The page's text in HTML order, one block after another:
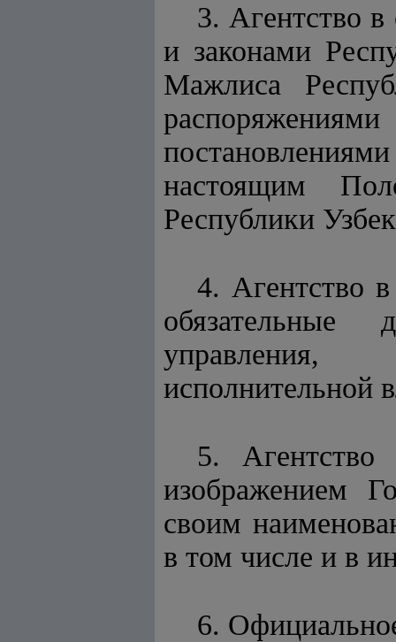
3. Агентство в
и законами
Мажлиса
настоящим
Республики
4. Агентство
обязательные
управления,
исполнительной
5. Агентство
изображением
своим
в том числе и в
6.